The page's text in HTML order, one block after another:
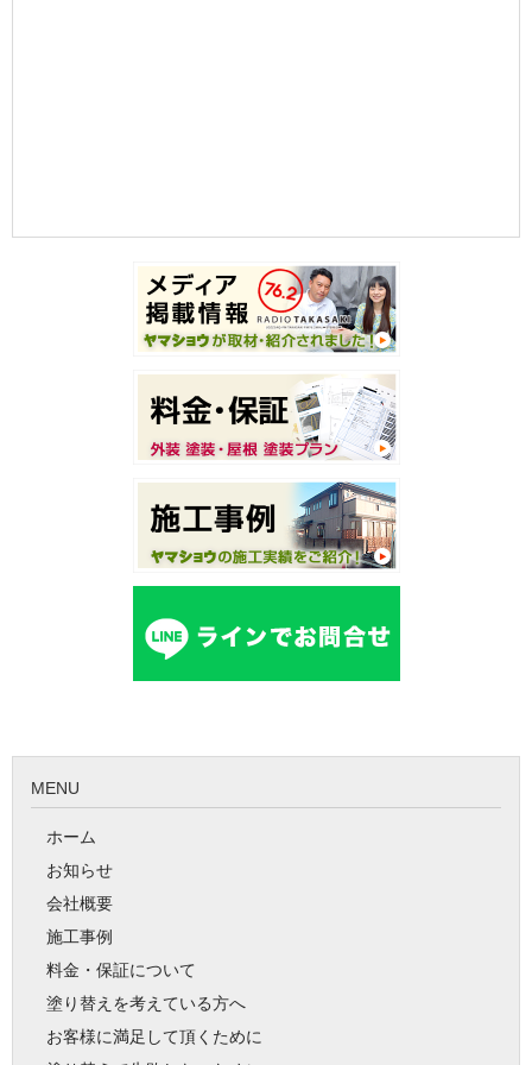
MENU
ホーム
お知らせ
会社概要
施工事例
料金・保証について
塗り替えを考えている方へ
お客様に満足して頂くために